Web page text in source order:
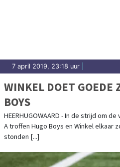
7 april 2019, 23:18 uur
WINKEL DOET GOEDE
BOYS
HEERHUGOWAARD - In de strijd om
A troffen Hugo Boys en Winkel elkaar
stonden [...]